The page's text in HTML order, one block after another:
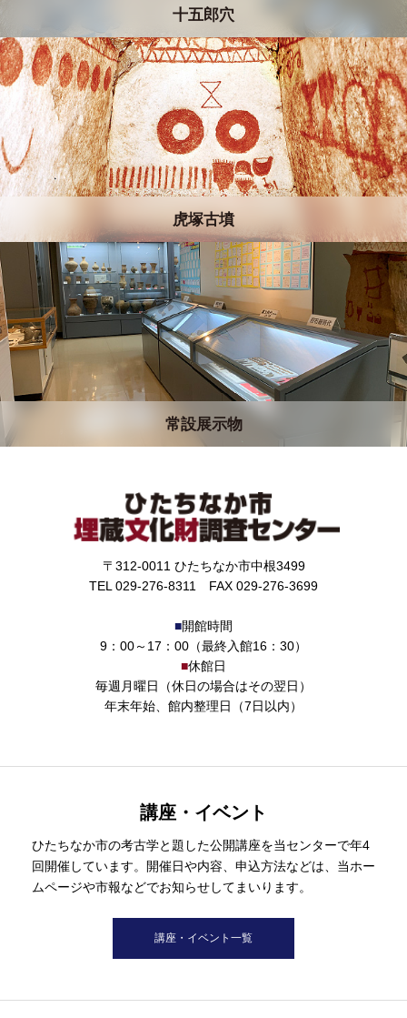
十五郎穴
虎塚古墳
常設展示物
〒312-0011 ひたちなか市中根3499
TEL 029-276-8311 FAX 029-276-3699
■開館時間
9：00～17：00（最終入館16：30）
■休館日
毎週月曜日（休日の場合はその翌日）
年末年始、館内整理日（7日以内）
講座・イベント
ひたちなか市の考古学と題した公開講座を当センターで年4
回開催しています。開催日や内容、申込方法などは、当ホー
ムページや市報などでお知らせしてまいります。
講座・イベント一覧